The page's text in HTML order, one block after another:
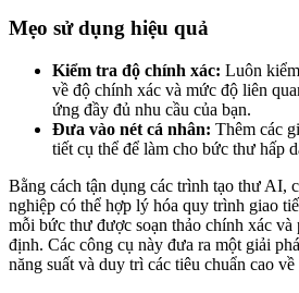
Mẹo sử dụng hiệu quả
Kiểm tra độ chính xác: Luôn
về độ chính xác và mức độ liên
ứng đầy đủ nhu cầu của bạn.
Đưa vào nét cá nhân: Thêm các
tiết cụ thể để làm cho bức thư hấp
Bằng cách tận dụng các trình tạo thư AI,
nghiệp có thể hợp lý hóa quy trình giao
mỗi bức thư được soạn thảo chính xác
định. Các công cụ này đưa ra một giải
năng suất và duy trì các tiêu chuẩn cao